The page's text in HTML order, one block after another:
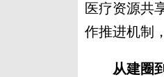
医疗资源共
作推进机制
从建圈